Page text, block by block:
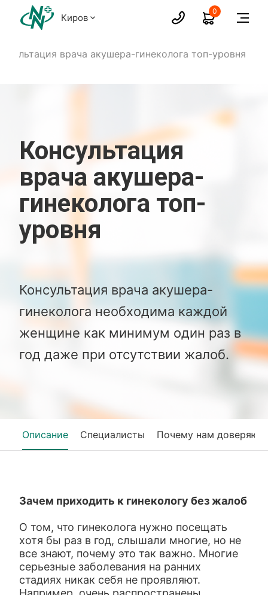
Киров
0
врача акушера-гинеколога топ-уровня
Консультация
врача акушера-
гинеколога топ-
уровня
Консультация врача акушера-
гинеколога необходима каждой
женщине как минимум один раз в
год даже при отсутствии жалоб.
Описание Специалисты Почему нам доверяют
Зачем приходить к гинекологу без жалоб
О том, что гинеколога нужно посещать
хотя бы раз в год, слышали многие, но не
все знают, почему это так важно. Многие
серьезные заболевания на ранних
стадиях никак себя не проявляют.